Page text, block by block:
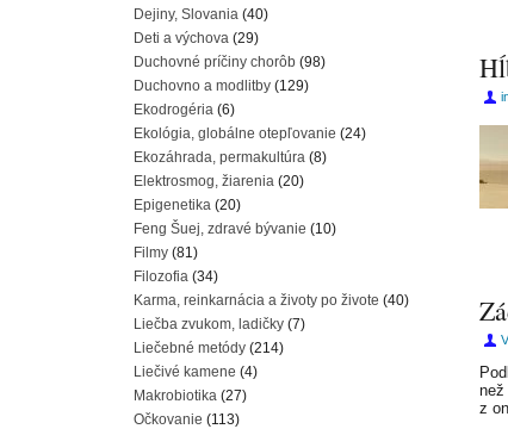
než
z
Dejiny, Slovania (40)
Deti a výchova (29)
Duchovné príčiny chorôb (98)
Duchovno a modlitby (129)
Ekodrogéria (6)
Ekológia, globálne otepľovanie (24)
Ekozáhrada, permakultúra (8)
Elektrosmog, žiarenia (20)
Epigenetika (20)
Feng Šuej, zdravé bývanie (10)
Filmy (81)
Filozofia (34)
Karma, reinkarnácia a životy po živote (40)
Liečba zvukom, ladičky (7)
Liečebné metódy (214)
Liečivé kamene (4)
Makrobiotika (27)
Očkovanie (113)